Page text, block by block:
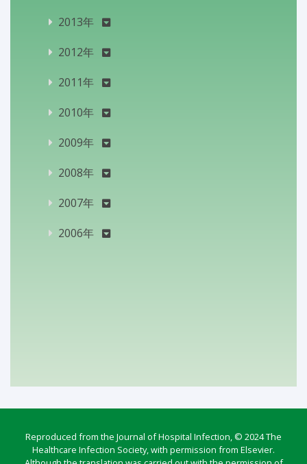
2013年
2012年
2011年
2010年
2009年
2008年
2007年
2006年
Reproduced from the Journal of Hospital Infection, © 2024 The
Healthcare Infection Society, with permission from Elsevier.